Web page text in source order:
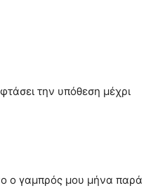
την υπόθεση μέχρι
ο γαμπρός μου μήνα παρά